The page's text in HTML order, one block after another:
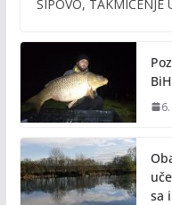
o
k
ŠIPOVO, TAKMIČENJE
sa